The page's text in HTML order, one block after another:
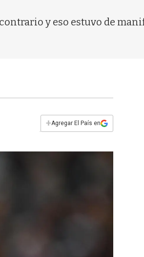
y eso estuvo de
+Agregar El País en